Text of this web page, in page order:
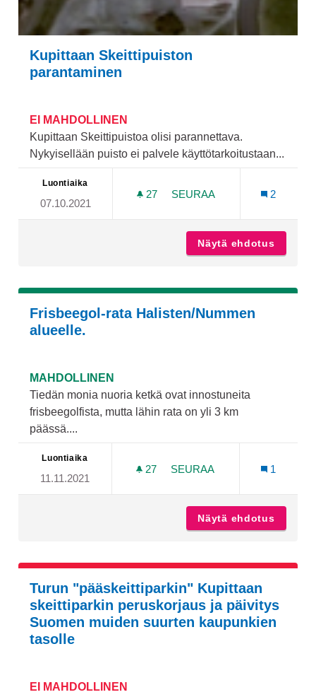
Kupittaan Skeittipuiston
parantaminen
EI MAHDOLLINEN
Kupittaan Skeittipuistoa olisi parannettava.
Nykyisellään puisto ei palvele käyttötarkoitustaan...
Luontiaika
07.10.2021
27 27 SEURAAJAA
SEURAA
2
Näytä ehdotus
Frisbeegol-rata Halisten/Nummen
alueelle.
MAHDOLLINEN
Tiedän monia nuoria ketkä ovat innostuneita
frisbeegolfista, mutta lähin rata on yli 3 km
päässä....
Luontiaika
11.11.2021
27 27 SEURAAJAA
SEURAA
1
Näytä ehdotus
Turun "pääskeittiparkin" Kupittaan
skeittiparkin peruskorjaus ja päivitys
Suomen muiden suurten kaupunkien
tasolle
EI MAHDOLLINEN